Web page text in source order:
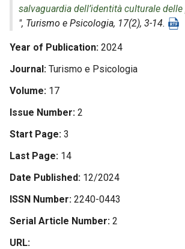
salvaguardia dell’identità culturale
", Turismo e Psicologia, 17(2), 3-14.
Year of Publication 2024
Journal Turismo e Psicologia
Volume 17
Issue Number 2
Start Page 3
Last Page 14
Date Published 12/2024
ISSN Number 2240-0443
Serial Article Number 2
URL